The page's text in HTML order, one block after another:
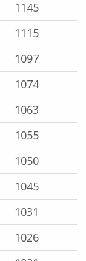
1145
1115
1097
1074
1063
1055
1050
1045
1031
1026